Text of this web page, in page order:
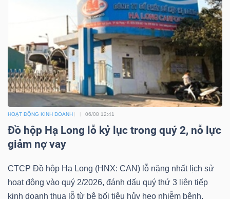
HOẠT ĐỘNG KINH DOANH 06/08 12:41
Đồ hộp Hạ Long lỗ kỷ lục trong quý 2, nỗ lực
giảm nợ vay
CTCP Đồ hộp Hạ Long (HNX: CAN) lỗ nặng nhất lịch sử
hoạt động vào quý 2/2026, đánh dấu quý thứ 3 liên tiếp
kinh doanh thua lỗ từ bê bối tiêu hủy heo nhiễm bệnh.
tài
chính